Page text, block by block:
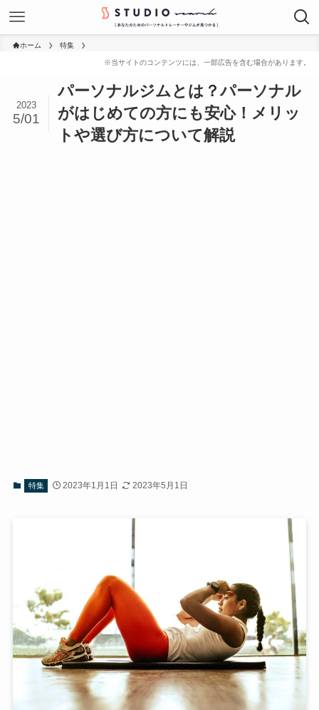
ホーム 特集
パーソナルジムとは？パーソナル
がはじめての方にも安心！メリッ
トや選び方について解説
2023
5/01
特集 2023年1月1日 2023年5月1日